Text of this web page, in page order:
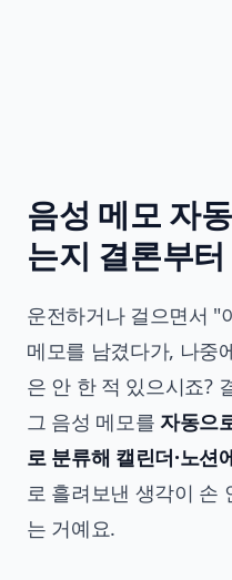
음성 메모 자
는지 결론부터
운전하거나 걸으면서 "
메모를 남겼다가, 나중
은 안 한 적 있으시죠?
그 음성 메모를 자동으
로 분류해 캘린더·노션
로 흘려보낸 생각이 손
는 거예요.